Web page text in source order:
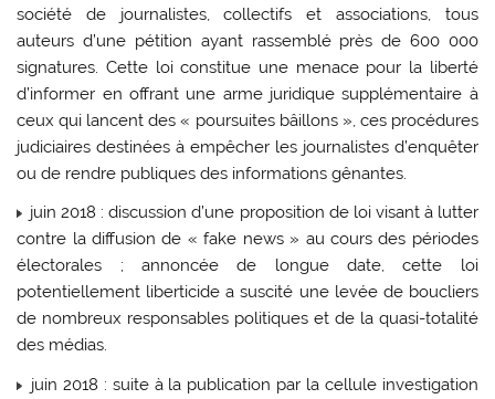
société de journalistes, collectifs et associations, tous
auteurs d’une pétition ayant rassemblé près de 600 000
signatures. Cette loi constitue une menace pour la liberté
d’informer en offrant une arme juridique supplémentaire à
ceux qui lancent des « poursuites bâillons », ces procédures
judiciaires destinées à empêcher les journalistes d’enquêter
ou de rendre publiques des informations gênantes.
juin 2018 : discussion d’une proposition de loi visant à lutter
contre la diffusion de « fake news » au cours des périodes
électorales ; annoncée de longue date, cette loi
potentiellement liberticide a suscité une levée de boucliers
de nombreux responsables politiques et de la quasi-totalité
des médias.
juin 2018 : suite à la publication par la cellule investigation